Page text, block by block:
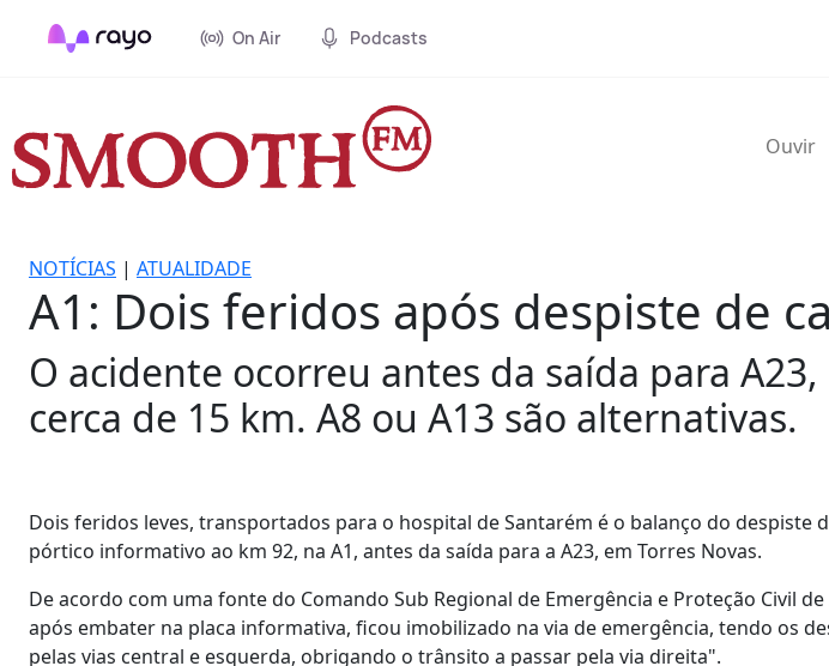
On Air Podcasts
Ouvir
NOTÍCIAS | ATUALIDADE
A1: Dois feridos após despiste de
O acidente ocorreu antes da saída para
cerca de 15 km. A8 ou A13 são alternativas.
Dois feridos leves, transportados para o hospital de Santarém é o balanço do despiste
pórtico informativo ao km 92, na A1, antes da saída para a A23, em Torres Novas.
De acordo com uma fonte do Comando Sub Regional de Emergência e Proteção Civil
após embater na placa informativa, ficou imobilizado na via de emergência, tendo os
pelas vias central e esquerda, obrigando o trânsito a passar pela via direita".